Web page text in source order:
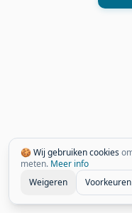
🍪 Wij gebruiken cookies
meten. Meer info
Weigeren
Voorkeuren